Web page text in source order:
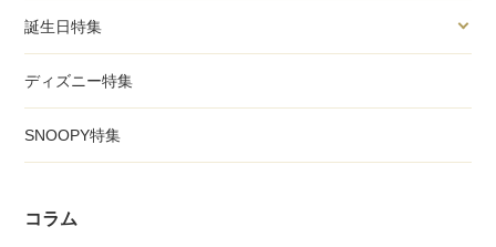
誕生日特集
ディズニー特集
SNOOPY特集
コラム